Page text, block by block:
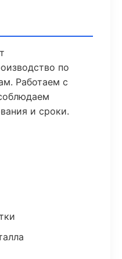
по
Работаем с
и сроки.